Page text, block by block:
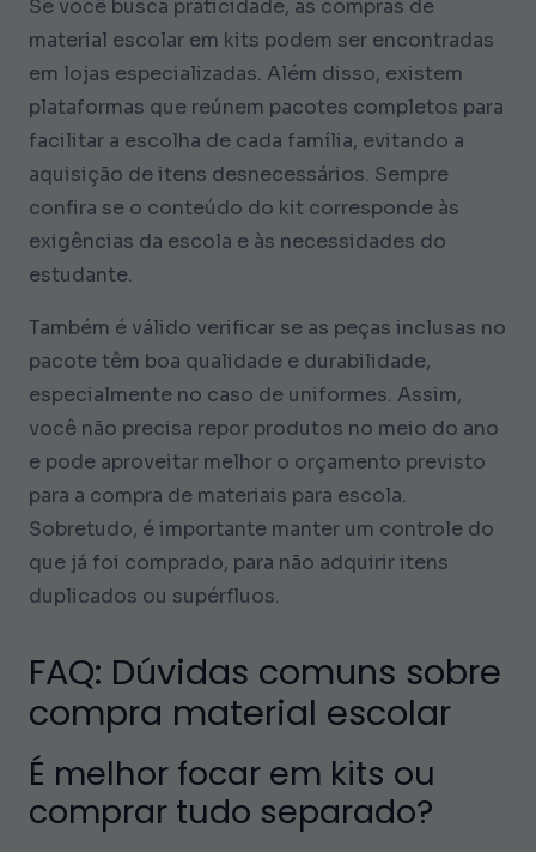
Se você busca praticidade, as compras de
material escolar em kits podem ser encontradas
em lojas especializadas. Além disso, existem
plataformas que reúnem pacotes completos para
facilitar a escolha de cada família, evitando a
aquisição de itens desnecessários. Sempre
confira se o conteúdo do kit corresponde às
exigências da escola e às necessidades do
estudante.
Também é válido verificar se as peças inclusas no
pacote têm boa qualidade e durabilidade,
especialmente no caso de uniformes. Assim,
você não precisa repor produtos no meio do ano
e pode aproveitar melhor o orçamento previsto
para a compra de materiais para escola.
Sobretudo, é importante manter um controle do
que já foi comprado, para não adquirir itens
duplicados ou supérfluos.
FAQ: Dúvidas comuns sobre
compra material escolar
É melhor focar em kits ou
comprar tudo separado?